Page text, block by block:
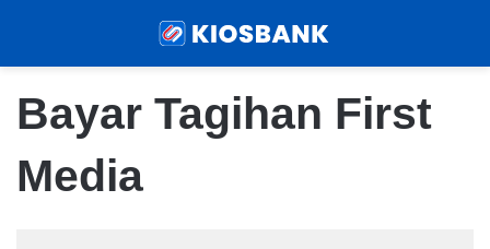
Bayar Tagihan First
Media